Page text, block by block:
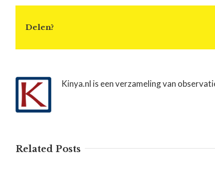
Delen?
Kinya.nl is een verzameling van
Related Posts